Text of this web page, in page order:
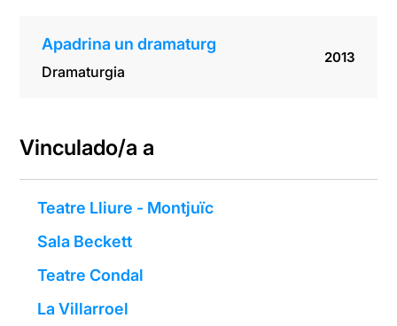
Apadrina un dramaturg
Dramaturgia
2013
Vinculado/a a
Teatre Lliure - Montjuïc
Sala Beckett
Teatre Condal
La Villarroel